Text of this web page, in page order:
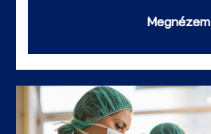
Megnézem